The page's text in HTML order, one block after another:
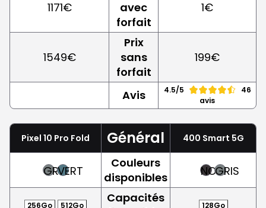
1171€
avec
forfait
1€
1549€
Prix
sans
forfait
199€
Avis 4.5/5
46
avis
Pixel 10 Pro Fold Général 400 Smart 5G
GRISVERT
Couleurs
disponibles
NOIRGRIS
256Go 512Go
Capacités
128Go